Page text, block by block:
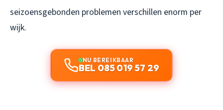
seizoensgebonden problemen verschillen enorm per
wijk.
NU BEREIKBAAR
BEL 085 019 57 29